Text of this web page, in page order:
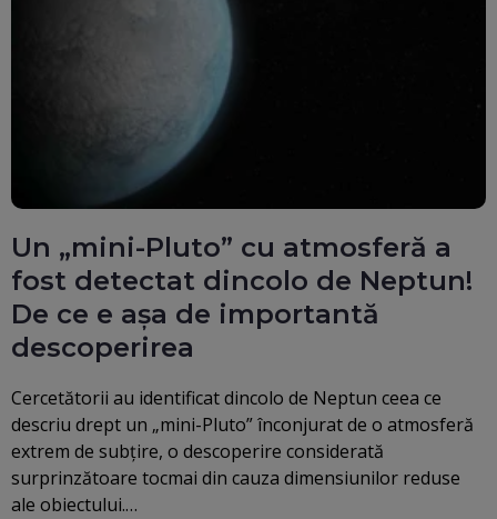
Un „mini-Pluto” cu atmosferă a
fost detectat dincolo de Neptun!
De ce e așa de importantă
descoperirea
Cercetătorii au identificat dincolo de Neptun ceea ce
descriu drept un „mini-Pluto” înconjurat de o atmosferă
extrem de subțire, o descoperire considerată
surprinzătoare tocmai din cauza dimensiunilor reduse
ale obiectului.…